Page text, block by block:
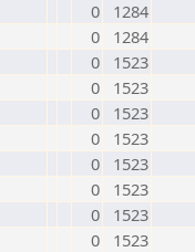
0
1284
0
1284
0
1523
0
1523
0
1523
0
1523
0
1523
0
1523
0
1523
0
1523